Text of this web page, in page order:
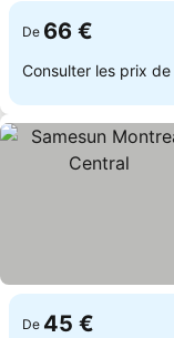
De 66 €
Consulter les prix de
De 45 €